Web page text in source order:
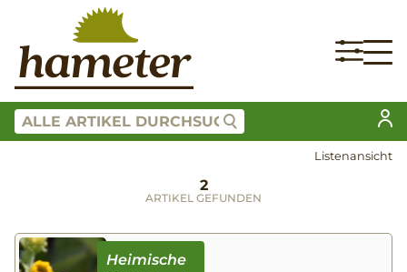
Listenansicht
2
ARTIKEL GEFUNDEN